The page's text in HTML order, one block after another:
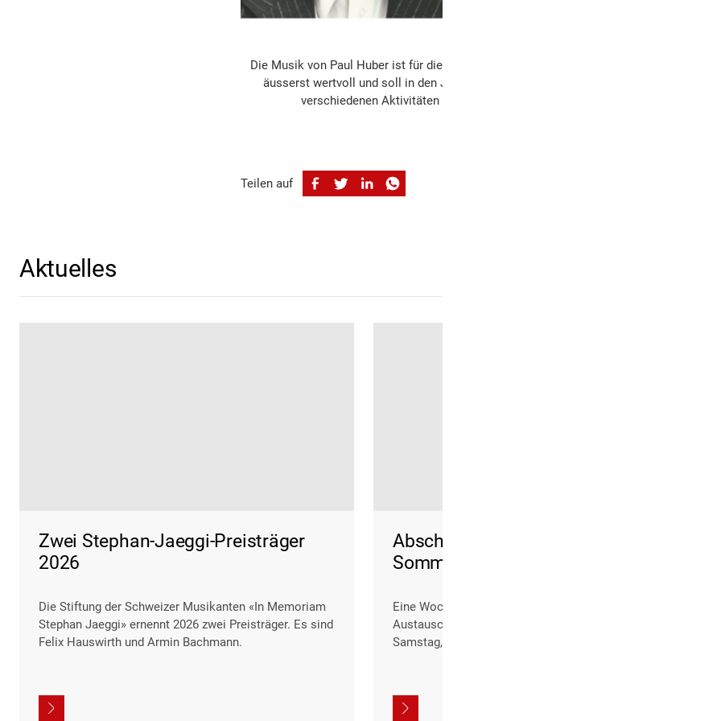
Die Musik von Paul Huber ist für die Schweizer Blasmusikszene
äusserst wertvoll und soll in den Jahren 2026 und 2027 mit
verschiedenen Aktivitäten gewürdigt werden.
Teilen auf
Aktuelles
Zwei Stephan-Jaeggi-Preisträger
2026
Die Stiftung der Schweizer Musikanten «In Memoriam
Stephan Jaeggi» ernennt 2026 zwei Preisträger. Es sind
Felix Hauswirth und Armin Bachmann.
Abschlusskonzert Internationale
Sommerakademie Marktoberdorf
Eine Woche intensiver Probenarbeit, musikalischen
Austauschs und gemeinsamen Musizierens findet am
Samstag, 8. August 2026, ihren Höhepunkt im
der Bayerischen Musikakademie Marktoberdorf.